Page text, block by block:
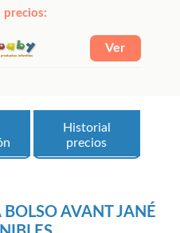
precios:
Historial
precios
AVANT JANÉ